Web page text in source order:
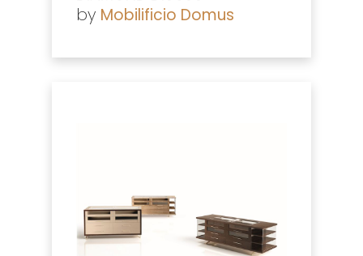
by Mobilificio Domus